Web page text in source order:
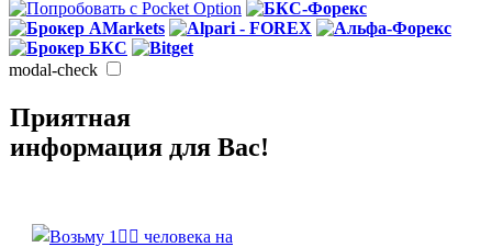
modal-check
Приятная
информация для Вас!